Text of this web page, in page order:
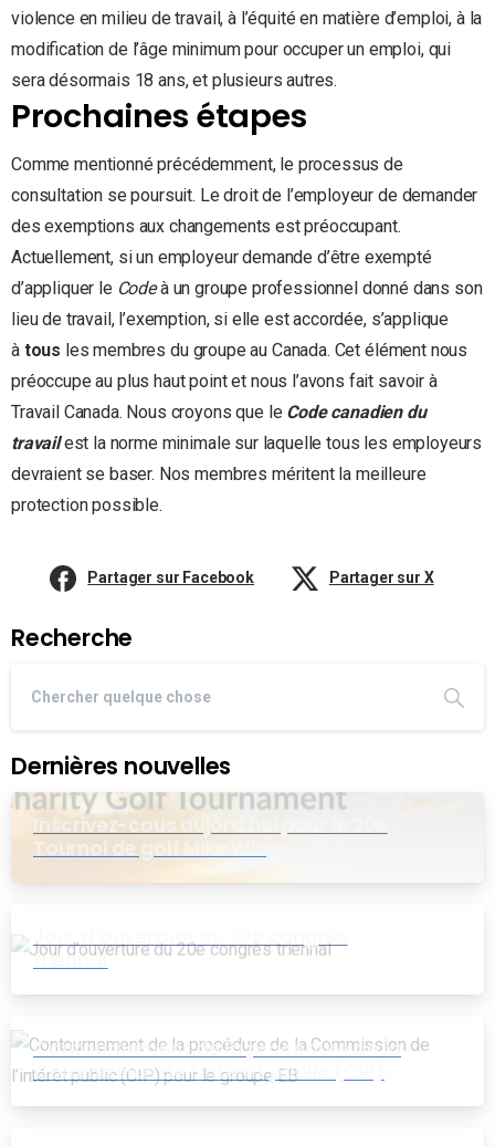
violence en milieu de travail, à l’équité en matière d’emploi, à la
modification de l’âge minimum pour occuper un emploi, qui
sera désormais 18 ans, et plusieurs autres.
Prochaines étapes
Comme mentionné précédemment, le processus de
consultation se poursuit. Le droit de l’employeur de demander
des exemptions aux changements est préoccupant.
Actuellement, si un employeur demande d’être exempté
d’appliquer le Codeà un groupe professionnel donné dans son
lieu de travail, l’exemption, si elle est accordée, s’applique
à tous les membres du groupe au Canada. Cet élément nous
préoccupe au plus haut point et nous l’avons fait savoir à
Travail Canada. Nous croyons que le Code canadien du
travailest la norme minimale sur laquelle tous les employeurs
devraient se baser. Nos membres méritent la meilleure
protection possible.
Partager sur Facebook Partager sur X
Recherche
Dernières nouvelles
Inscrivez-cous aujord’hui pour le 20e
Tournoi de golf Mike Wing
Jour d’ouverture du 20e congrès
triennal
Contournement de la procédure de la
Commission de l’intérêt public (CIP)